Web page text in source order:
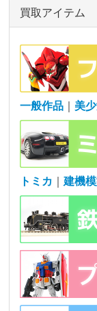
買取アイテム
一般作品 美
トミカ ｜建機